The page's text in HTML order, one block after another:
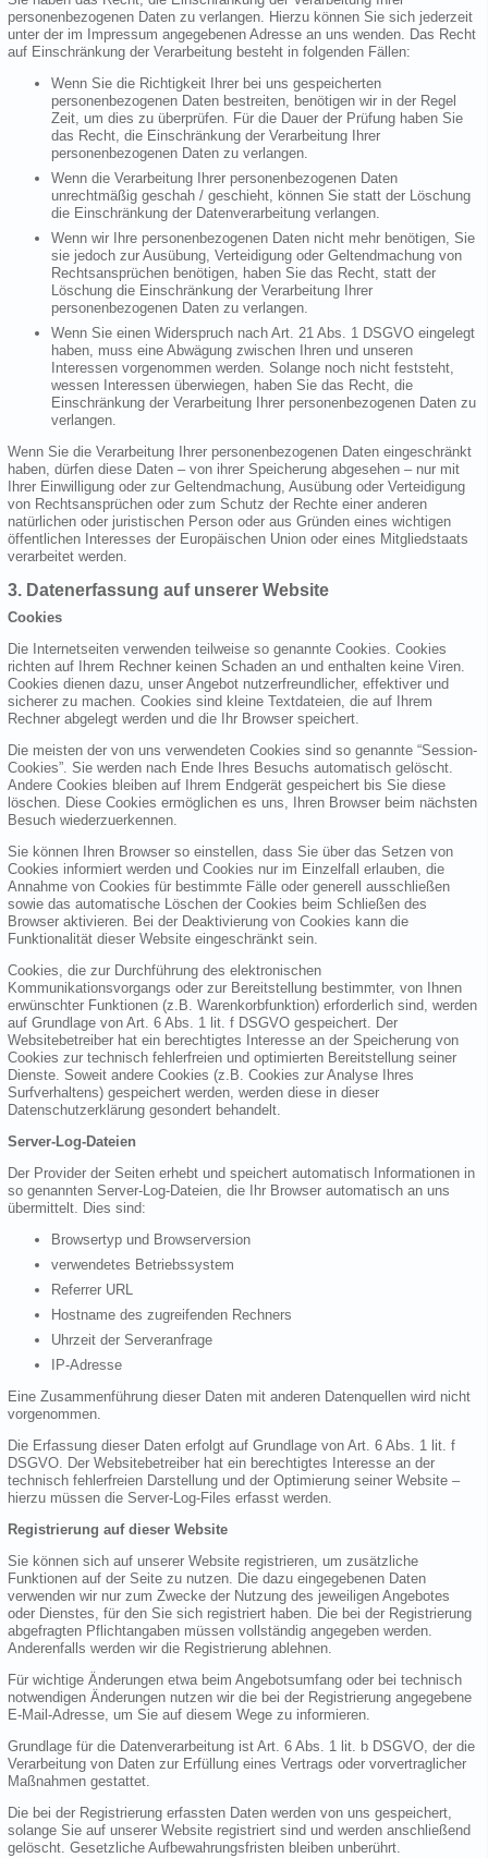
personenbezogenen Daten zu verlangen. Hierzu können Sie sich jederzeit
unter der im Impressum angegebenen Adresse an uns wenden. Das Recht
auf Einschränkung der Verarbeitung besteht in folgenden Fällen:
Wenn Sie die Richtigkeit Ihrer bei uns gespeicherten
personenbezogenen Daten bestreiten, benötigen wir in der Regel
Zeit, um dies zu überprüfen. Für die Dauer der Prüfung haben Sie
das Recht, die Einschränkung der Verarbeitung Ihrer
personenbezogenen Daten zu verlangen.
Wenn die Verarbeitung Ihrer personenbezogenen Daten
unrechtmäßig geschah / geschieht, können Sie statt der Löschung
die Einschränkung der Datenverarbeitung verlangen.
Wenn wir Ihre personenbezogenen Daten nicht mehr benötigen, Sie
sie jedoch zur Ausübung, Verteidigung oder Geltendmachung von
Rechtsansprüchen benötigen, haben Sie das Recht, statt der
Löschung die Einschränkung der Verarbeitung Ihrer
personenbezogenen Daten zu verlangen.
Wenn Sie einen Widerspruch nach Art. 21 Abs. 1 DSGVO eingelegt
haben, muss eine Abwägung zwischen Ihren und unseren
Interessen vorgenommen werden. Solange noch nicht feststeht,
wessen Interessen überwiegen, haben Sie das Recht, die
Einschränkung der Verarbeitung Ihrer personenbezogenen Daten zu
verlangen.
Wenn Sie die Verarbeitung Ihrer personenbezogenen Daten eingeschränkt
haben, dürfen diese Daten – von ihrer Speicherung abgesehen – nur mit
Ihrer Einwilligung oder zur Geltendmachung, Ausübung oder Verteidigung
von Rechtsansprüchen oder zum Schutz der Rechte einer anderen
natürlichen oder juristischen Person oder aus Gründen eines wichtigen
öffentlichen Interesses der Europäischen Union oder eines Mitgliedstaats
verarbeitet werden.
3. Datenerfassung auf unserer Website
Cookies
Die Internetseiten verwenden teilweise so genannte Cookies. Cookies
richten auf Ihrem Rechner keinen Schaden an und enthalten keine Viren.
Cookies dienen dazu, unser Angebot nutzerfreundlicher, effektiver und
sicherer zu machen. Cookies sind kleine Textdateien, die auf Ihrem
Rechner abgelegt werden und die Ihr Browser speichert.
Die meisten der von uns verwendeten Cookies sind so genannte “Session-
Cookies”. Sie werden nach Ende Ihres Besuchs automatisch gelöscht.
Andere Cookies bleiben auf Ihrem Endgerät gespeichert bis Sie diese
löschen. Diese Cookies ermöglichen es uns, Ihren Browser beim nächsten
Besuch wiederzuerkennen.
Sie können Ihren Browser so einstellen, dass Sie über das Setzen von
Cookies informiert werden und Cookies nur im Einzelfall erlauben, die
Annahme von Cookies für bestimmte Fälle oder generell ausschließen
sowie das automatische Löschen der Cookies beim Schließen des
Browser aktivieren. Bei der Deaktivierung von Cookies kann die
Funktionalität dieser Website eingeschränkt sein.
Cookies, die zur Durchführung des elektronischen
Kommunikationsvorgangs oder zur Bereitstellung bestimmter, von Ihnen
erwünschter Funktionen (z.B. Warenkorbfunktion) erforderlich sind, werden
auf Grundlage von Art. 6 Abs. 1 lit. f DSGVO gespeichert. Der
Websitebetreiber hat ein berechtigtes Interesse an der Speicherung von
Cookies zur technisch fehlerfreien und optimierten Bereitstellung seiner
Dienste. Soweit andere Cookies (z.B. Cookies zur Analyse Ihres
Surfverhaltens) gespeichert werden, werden diese in dieser
Datenschutzerklärung gesondert behandelt.
Server-Log-Dateien
Der Provider der Seiten erhebt und speichert automatisch Informationen in
so genannten Server-Log-Dateien, die Ihr Browser automatisch an uns
übermittelt. Dies sind:
Browsertyp und Browserversion
verwendetes Betriebssystem
Referrer URL
Hostname des zugreifenden Rechners
Uhrzeit der Serveranfrage
IP-Adresse
Eine Zusammenführung dieser Daten mit anderen Datenquellen wird nicht
vorgenommen.
Die Erfassung dieser Daten erfolgt auf Grundlage von Art. 6 Abs. 1 lit. f
DSGVO. Der Websitebetreiber hat ein berechtigtes Interesse an der
technisch fehlerfreien Darstellung und der Optimierung seiner Website –
hierzu müssen die Server-Log-Files erfasst werden.
Registrierung auf dieser Website
Sie können sich auf unserer Website registrieren, um zusätzliche
Funktionen auf der Seite zu nutzen. Die dazu eingegebenen Daten
verwenden wir nur zum Zwecke der Nutzung des jeweiligen Angebotes
oder Dienstes, für den Sie sich registriert haben. Die bei der Registrierung
abgefragten Pflichtangaben müssen vollständig angegeben werden.
Anderenfalls werden wir die Registrierung ablehnen.
Für wichtige Änderungen etwa beim Angebotsumfang oder bei technisch
notwendigen Änderungen nutzen wir die bei der Registrierung angegebene
E-Mail-Adresse, um Sie auf diesem Wege zu informieren.
Grundlage für die Datenverarbeitung ist Art. 6 Abs. 1 lit. b DSGVO, der die
Verarbeitung von Daten zur Erfüllung eines Vertrags oder vorvertraglicher
Maßnahmen gestattet.
Die bei der Registrierung erfassten Daten werden von uns gespeichert,
solange Sie auf unserer Website registriert sind und werden anschließend
gelöscht. Gesetzliche Aufbewahrungsfristen bleiben unberührt.